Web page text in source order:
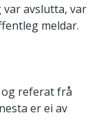
var avslutta, var
meldar.
referat frå
er ei av